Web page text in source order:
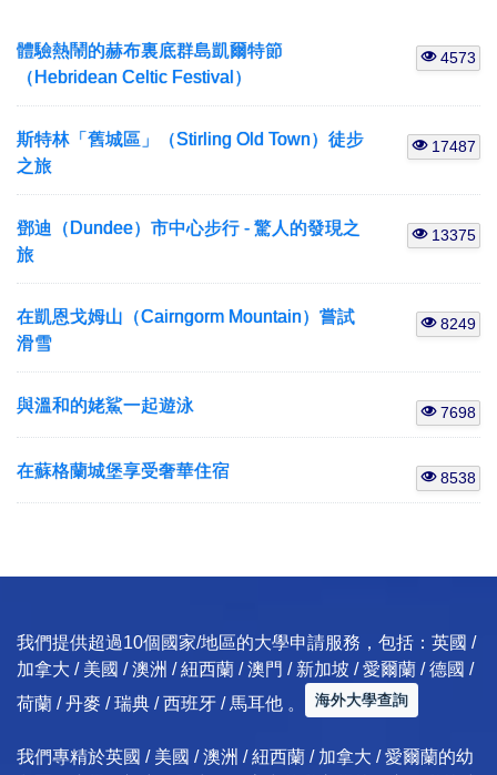
體驗熱鬧的赫布裏底群島凱爾特節
（Hebridean Celtic Festival）
4573
斯特林「舊城區」（Stirling Old Town）徒步
之旅
17487
鄧迪（Dundee）市中心步行 - 驚人的發現之
旅
13375
在凱恩戈姆山（Cairngorm Mountain）嘗試
滑雪
8249
與溫和的姥鯊一起遊泳 7698
在蘇格蘭城堡享受奢華住宿 8538
我們提供超過10個國家/地區的大學申請服務，包括：英國 /
加拿大 / 美國 / 澳洲 / 紐西蘭 / 澳門 / 新加坡 / 愛爾蘭 / 德國 /
荷蘭 / 丹麥 / 瑞典 / 西班牙 / 馬耳他 。
海外大學查詢
我們專精於英國 / 美國 / 澳洲 / 紐西蘭 / 加拿大 / 愛爾蘭的幼